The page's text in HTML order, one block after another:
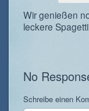
Wir genießen
leckere
No
Schreibe einen